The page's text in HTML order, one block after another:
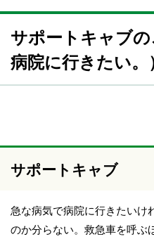
サポートキャブ
病院に行きたい。
サポートキャブ
急な病気で病院に行きたいけ
のか分らない。救急車を呼ぶ